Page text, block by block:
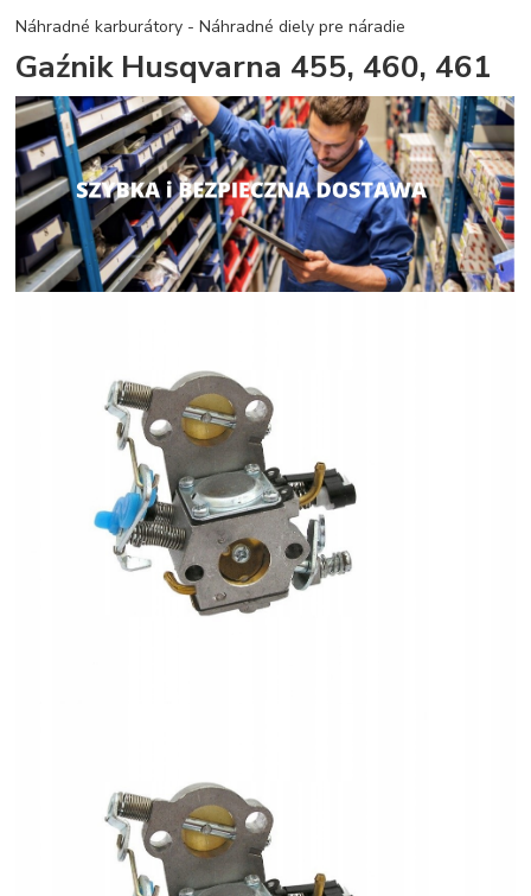
Náhradné karburátory - Náhradné diely pre náradie
Gaźnik Husqvarna 455, 460, 461